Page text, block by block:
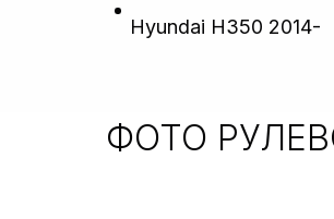
Hyundai H350 2014-
ФОТО